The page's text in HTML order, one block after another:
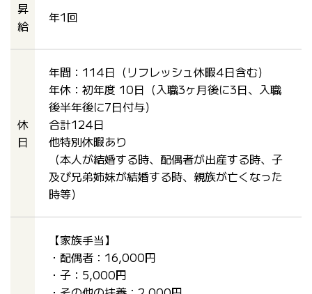
昇
給
年1回
休
日
年間：114日（リフレッシュ休暇4日含む）
年休：初年度 10日（入職3ヶ月後に3日、入職
後半年後に7日付与）
合計124日
他特別休暇あり
（本人が結婚する時、配偶者が出産する時、子
及び兄弟姉妹が結婚する時、親族が亡くなった
時等）
【家族手当】
・配偶者：16,000円
・子：5,000円